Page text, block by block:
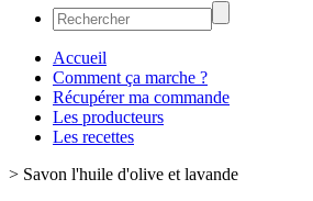
Accueil
Comment ça marche ?
Récupérer ma commande
Les producteurs
Les recettes
> Savon l'huile d'olive et lavande